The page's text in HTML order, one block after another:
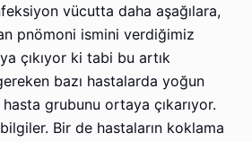
vücutta daha aşağılara,
pnömoni ismini verdiğimiz
çıkıyor ki tabi bu artık
bazı hastalarda yoğun
grubunu ortaya çıkarıyor.
Bir de hastaların koklama